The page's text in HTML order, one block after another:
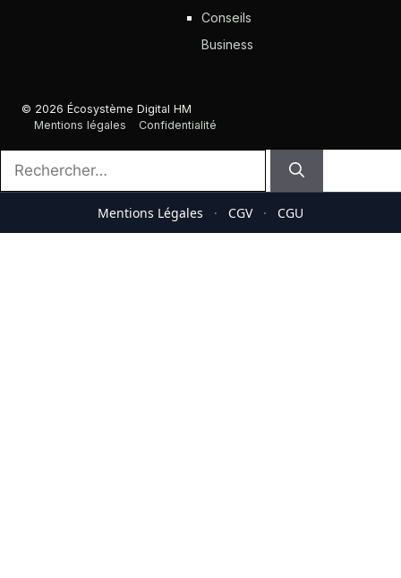
Conseils
Business
© 2026 Écosystème Digital HM
Mentions légales
Confidentialité
Rechercher :
Mentions Légales · CGV · CGU